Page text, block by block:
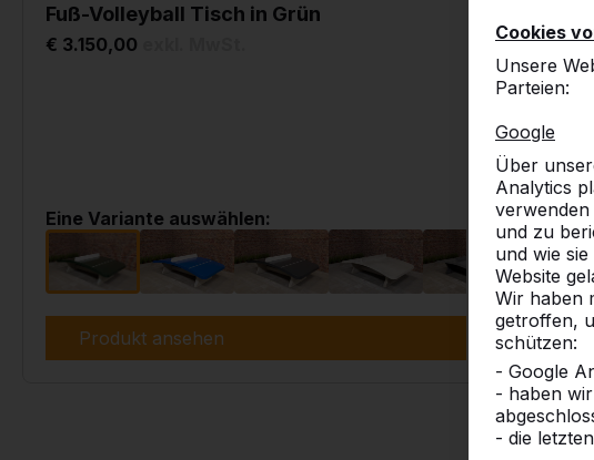
Cookies
Unsere
Parteien:
Google
Über
Analytics
und zu
und wie
Website
Wir haben
getroffen,
schützen:
- Google
- haben
- die
Fuß-Volleyball Tisch in Grün
€ 3.150,00
Eine Variante auswählen:
Produkt ansehen
€
Eine